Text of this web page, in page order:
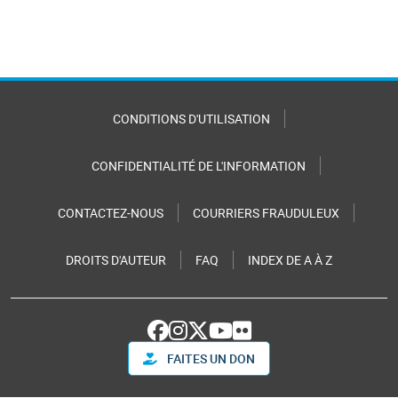
CONDITIONS D'UTILISATION
CONFIDENTIALITÉ DE L'INFORMATION
CONTACTEZ-NOUS COURRIERS FRAUDULEUX
DROITS D'AUTEUR FAQ INDEX DE A À Z
FAITES UN DON